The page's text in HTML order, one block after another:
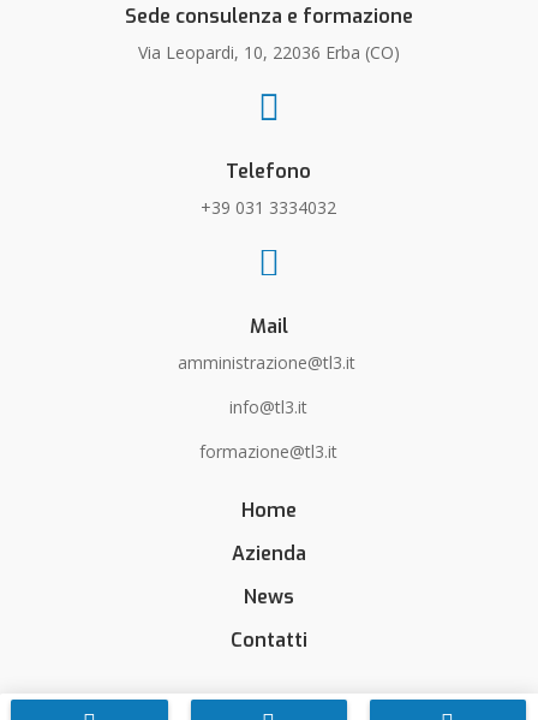
Sede consulenza e formazione
Via Leopardi, 10, 22036 Erba (CO)

Telefono
+39 031 3334032

Mail
amministrazione@tl3.it
info@tl3.it
formazione@tl3.it
Home
Azienda
News
Contatti